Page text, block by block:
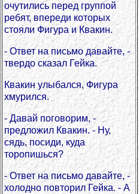
очутились перед группой
ребят, впереди которых
стояли Фигура и Квакин.
- Ответ на письмо давайте, -
твердо сказал Гейка.
Квакин улыбался, Фигура
хмурился.
- Давай поговорим, -
предложил Квакин. - Ну,
сядь, посиди, куда
торопишься?
- Ответ на письмо давайте, -
холодно повторил Гейка. - А